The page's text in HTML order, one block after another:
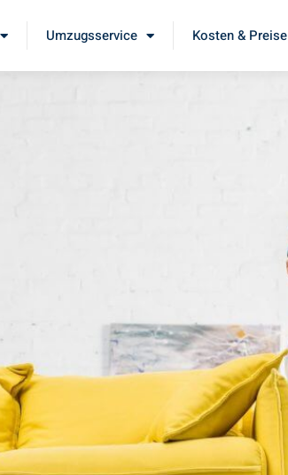
Umzugsservice Kosten & Preise